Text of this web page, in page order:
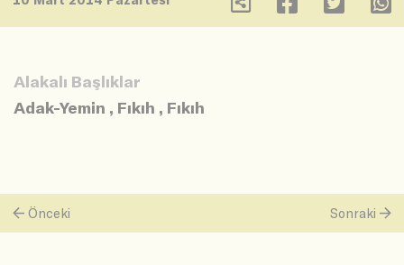
Alakalı Başlıklar
Adak-Yemin , Fıkıh , Fıkıh
Önceki Sonraki